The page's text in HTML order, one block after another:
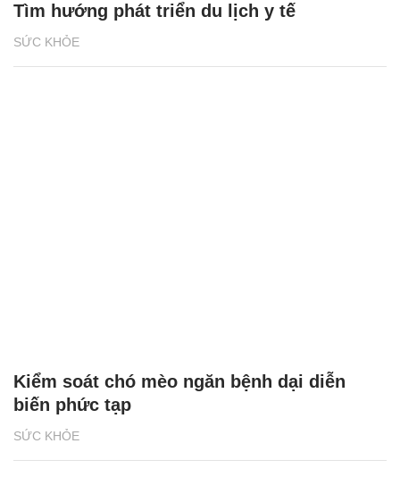
SỨC KHỎE
Tìm hướng phát triển du lịch y tế
SỨC KHỎE
Kiểm soát chó mèo ngăn bệnh dại diễn
biến phức tạp